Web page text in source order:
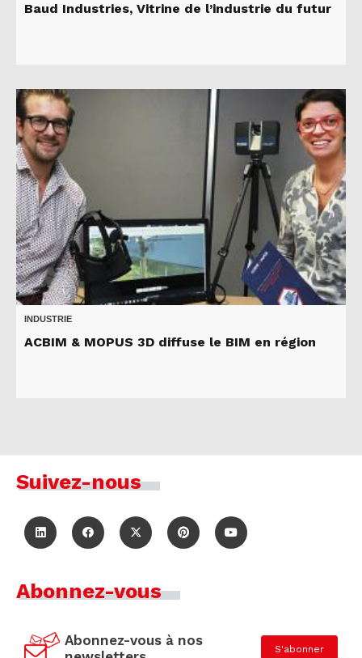
Baud Industries, Vitrine de l’industrie du futur
INDUSTRIE
ACBIM & MOPUS 3D diffuse le BIM en région
Suivez-nous
Abonnez-vous
Abonnez-vous à nos
S'abonner